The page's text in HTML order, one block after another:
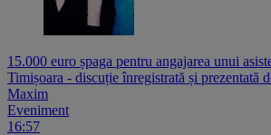
15.000 euro șpaga pentru angajarea unui
Timișoara - discuție înregistrată și prezentată
Maxim
Eveniment
16:57